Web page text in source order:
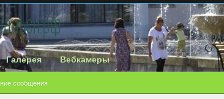
сообщения
Галерея Вебкамеры